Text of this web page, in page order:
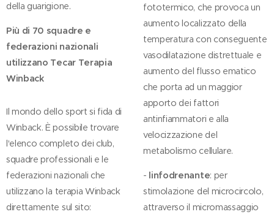
della guarigione.
Più di 70 squadre e
federazioni nazionali
utilizzano Tecar Terapia
Winback
Il mondo dello sport si fida di
Winback. È possibile trovare
l'elenco completo dei club,
squadre professionali e le
federazioni nazionali che
utilizzano la terapia Winback
direttamente sul sito:
fototermico, che provoca un
aumento localizzato della
temperatura con conseguente
vasodilatazione distrettuale e
aumento del flusso ematico
che porta ad un maggior
apporto dei fattori
antinfiammatori e alla
velocizzazione del
metabolismo cellulare.
- linfodrenante: per
stimolazione del microcircolo,
attraverso il micromassaggio